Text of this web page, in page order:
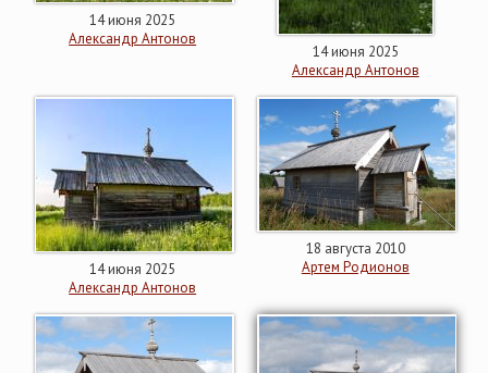
14 июня 2025
Александр Антонов
14 июня 2025
Александр Антонов
14 июня 2025
Александр Антонов
18 августа 2010
Артем Родионов